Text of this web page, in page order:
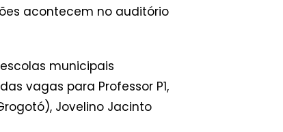
acontecem no auditório
municipais
vagas para Professor P1,
Jovelino Jacinto